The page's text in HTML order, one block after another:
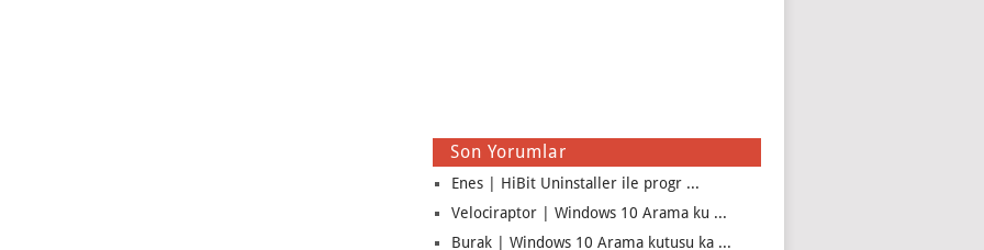
Son Yorumlar
Enes | HiBit Uninstaller ile progr ...
Velociraptor | Windows 10 Arama ku ...
Burak | Windows 10 Arama kutusu ka ...